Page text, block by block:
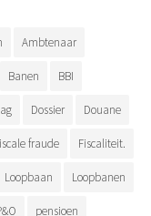
Ambtenaar
Banen BBI
Dossier Douane
fraude Fiscaliteit.
Loopbaan Loopbanen
pensioen